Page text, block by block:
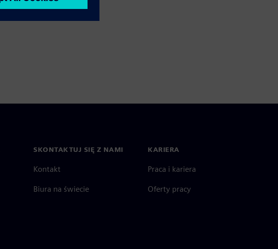
SKONTAKTUJ SIĘ Z NAMI
Kontakt
Biura na świecie
KARIERA
Praca i kariera
Oferty pracy